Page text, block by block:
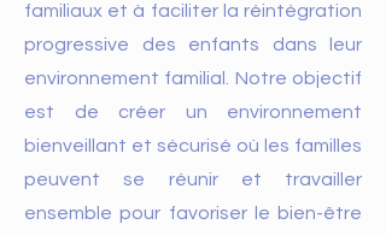
familiaux et à faciliter la réintégration
progressive des enfants dans leur
environnement familial. Notre objectif
est de créer un environnement
bienveillant et sécurisé où les familles
peuvent se réunir et travailler
ensemble pour favoriser le bien-être